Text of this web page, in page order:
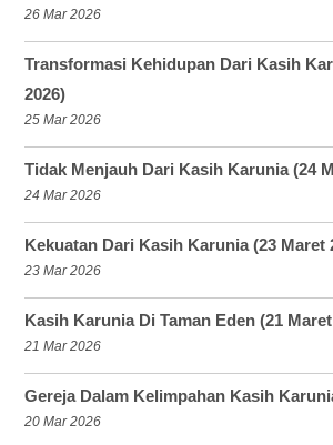
26 Mar 2026
Transformasi Kehidupan Dari Kasih
2026)
25 Mar 2026
Tidak Menjauh Dari Kasih Karunia (24
24 Mar 2026
Kekuatan Dari Kasih Karunia (23 Maret
23 Mar 2026
Kasih Karunia Di Taman Eden (21
21 Mar 2026
Gereja Dalam Kelimpahan Kasih
20 Mar 2026